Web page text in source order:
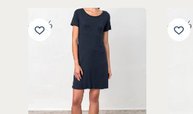
-30% -30%